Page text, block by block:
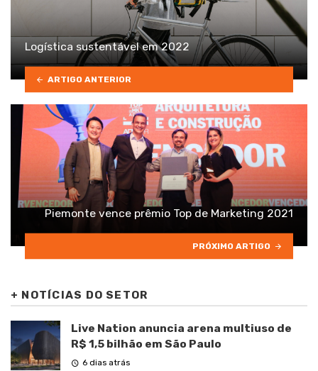
Logística sustentável em 2022
ARTIGO ANTERIOR
Piemonte vence prêmio Top de Marketing 2021
PRÓXIMO ARTIGO
+ NOTÍCIAS DO SETOR
Live Nation anuncia arena multiuso de
R$ 1,5 bilhão em São Paulo
6 dias atrás